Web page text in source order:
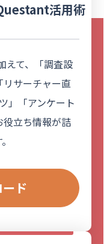
活用術
えて、「調査設
サーチャー直
」「アンケート
立ち情報が詰
ド